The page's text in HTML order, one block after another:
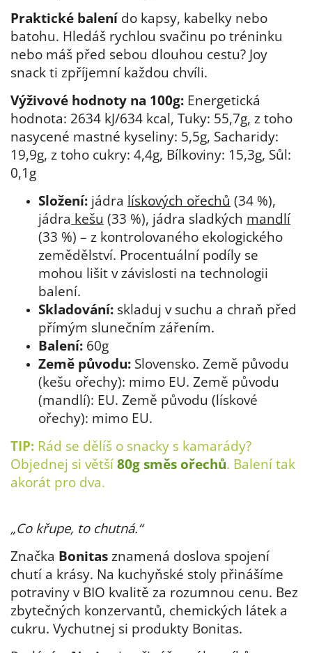
Praktické balenído kapsy, kabelky nebo
batohu. Hledáš rychlou svačinu po tréninku
nebo máš před sebou dlouhou cestu? Joy
snack ti zpříjemní každou chvíli.
Výživové hodnoty na 100g: Energetická
hodnota: 2634 kJ/634 kcal, Tuky: 55,7g, z toho
nasycené mastné kyseliny: 5,5g, Sacharidy:
19,9g, z toho cukry: 4,4g, Bílkoviny: 15,3g, Sůl:
0,1g
Složení: jádra lískových ořechů (34 %),
jádra kešu (33 %), jádra sladkých mandlí
(33 %) – z kontrolovaného ekologického
zemědělství. Procentuální podíly se
mohou lišit v závislosti na technologii
balení.
Skladování: skladuj v suchu a chraň před
přímým slunečním zářením.
Balení: 60g
Země původu: Slovensko. Země původu
(kešu ořechy): mimo EU. Země původu
(mandlí): EU. Země původu (lískové
ořechy): mimo EU.
TIP: Rád se dělíš o snacky s kamarády?
Objednej si větší 80g směs ořechů. Balení tak
akorát pro dva.
„Co křupe, to chutná.“
Značka Bonitas znamená doslova spojení
chutí a krásy. Na kuchyňské stoly přinášíme
potraviny v BIO kvalitě za rozumnou cenu. Bez
zbytečných konzervantů, chemických látek a
cukru. Vychutnej si produkty Bonitas.